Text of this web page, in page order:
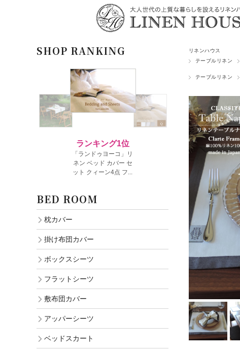
リネンハウス
テーブルリネン
テーブルリネン
SHOP RANKING
BED ROOM
枕カバー
掛け布団カバー
ボックスシーツ
フラットシーツ
敷布団カバー
アッパーシーツ
ベッドスカート